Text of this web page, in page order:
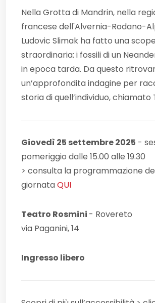
Nella Grotta di Mandrin, nella
francese dell'Alvernia-Rodano-
Ludovic Slimak ha fatto una
straordinaria: i fossili di un
in epoca tarda. Da questo
un’approfondita indagine per
storia di quell’individuo, chiamato
Giovedì 25 settembre 2025 -
pomeriggio dalle 15.00 alle 19.30
> consulta la programmazione
giornataQUI
Teatro Rosmini - Rovereto
via Paganini, 14
Ingresso libero